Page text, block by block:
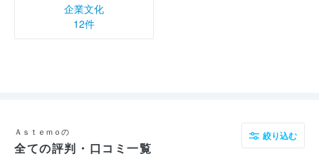
企業文化
12件
Ａｓｔｅｍｏの
全ての評判・口コミ一覧
絞り込む